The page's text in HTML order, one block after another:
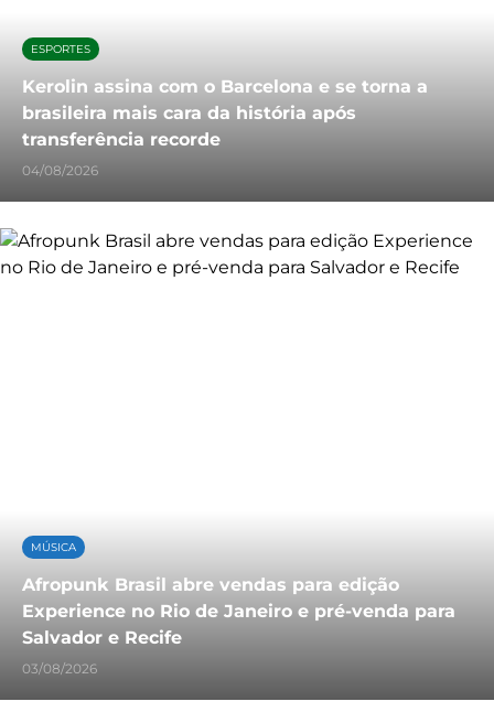
ESPORTES
Kerolin assina com o Barcelona e se torna a
brasileira mais cara da história após
transferência recorde
04/08/2026
MÚSICA
Afropunk Brasil abre vendas para edição
Experience no Rio de Janeiro e pré-venda para
Salvador e Recife
03/08/2026